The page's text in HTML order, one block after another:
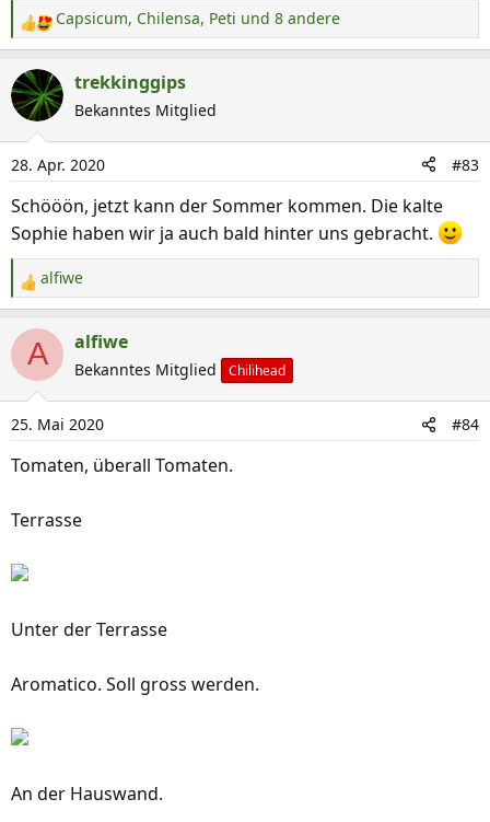
R
e
a
k
t
i
o
n
n
Capsicum, Chilensa, Peti und 8 andere
trekkinggips
Bekanntes Mitglied
28. Apr. 2020 #83
Schööön, jetzt kann der Sommer kommen. Die kalte
Sophie haben wir ja auch bald hinter uns gebracht.
R
e
a
i
o
n
:
alfiwe
A alfiwe
Bekanntes Mitglied Chilihead
25. Mai 2020 #84
Tomaten, überall Tomaten.
Terrasse
Unter der Terrasse
Aromatico. Soll gross werden.
An der Hauswand.